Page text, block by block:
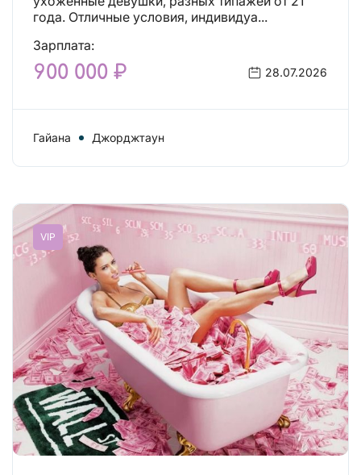
года. Отличные условия, индивидуа...
Зарплата:
900 000 ₽ 28.07.2026
Гайана Джорджтаун
VIP